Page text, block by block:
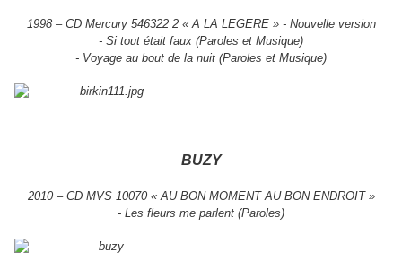
1998 – CD Mercury 546322 2 « A LA LEGERE » - Nouvelle version
- Si tout était faux (Paroles et Musique)
- Voyage au bout de la nuit (Paroles et Musique)
BUZY
2010 – CD MVS 10070 « AU BON MOMENT AU BON ENDROIT »
- Les fleurs me parlent (Paroles)